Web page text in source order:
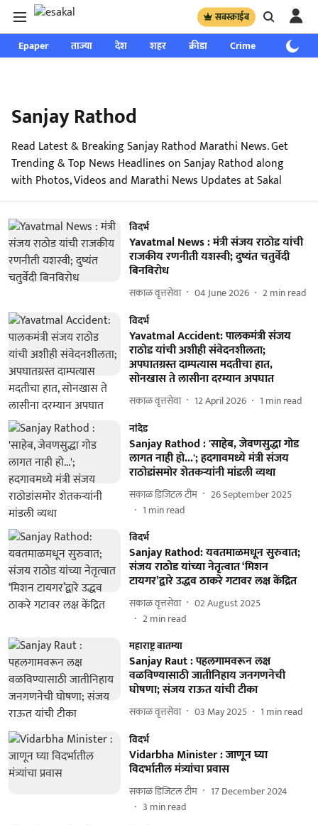
सबस्क्राईब
Epaper ताज्या देश शहर क्रीडा Crime साप्ताहिक
Sanjay Rathod
Read Latest & Breaking Sanjay Rathod Marathi News. Get
Trending & Top News Headlines on Sanjay Rathod along
with Photos, Videos and Marathi News Updates at Sakal
विदर्भ
Yavatmal News : मंत्री संजय राठोड यांची
राजकीय रणनीती यशस्वी; दुष्यंत चतुर्वेदी
बिनविरोध
सकाळ वृत्तसेवा 04 June 2026 2min read
विदर्भ
Yavatmal Accident: पालकमंत्री संजय
राठोड यांची अशीही संवेदनशीलता;
अपघातग्रस्त दाम्पत्यास मदतीचा हात,
सोनखास ते लासीना दरम्यान अपघात
सकाळ वृत्तसेवा 12 April 2026 1 min read
नांदेड
Sanjay Rathod : 'साहेब, जेवणसुद्धा गोड
लागत नाही हो...'; हदगावमध्ये मंत्री संजय
राठोडांसमोर शेतकऱ्यांनी मांडली व्यथा
सकाळ डिजिटल टीम
26 September 2025
1 min read
विदर्भ
Sanjay Rathod: यवतमाळमधून सुरुवात;
संजय राठोड यांच्या नेतृत्वात ‘मिशन
टायगर’द्वारे उद्धव ठाकरे गटावर लक्ष केंद्रित
सकाळ वृत्तसेवा
02 August 2025
2min read
महाराष्ट्र बातम्या
Sanjay Raut : पहलगामवरून लक्ष
वळविण्यासाठी जातीनिहाय जनगणनेची
घोषणा; संजय राऊत यांची टीका
सकाळ वृत्तसेवा 03 May 2025 1 min read
विदर्भ
Vidarbha Minister : जाणून घ्या
विदर्भातील मंत्र्यांचा प्रवास
सकाळ डिजिटल टीम
17 December 2024
3 min read